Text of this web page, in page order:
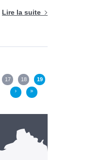
Lire la suite
17 18 19
› »